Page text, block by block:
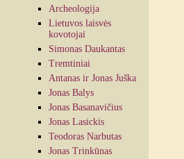
Archeologija
Lietuvos laisvės
kovotojai
Simonas Daukantas
Tremtiniai
Antanas ir Jonas Juška
Jonas Balys
Jonas Basanavičius
Jonas Lasickis
Teodoras Narbutas
Jonas Trinkūnas